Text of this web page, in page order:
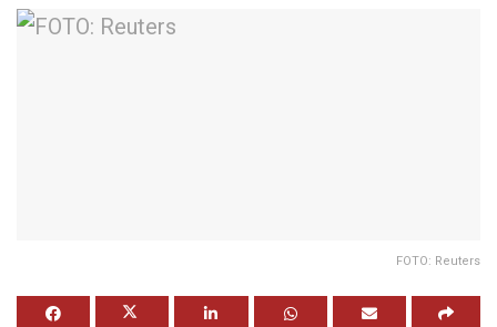
FOTO: Reuters